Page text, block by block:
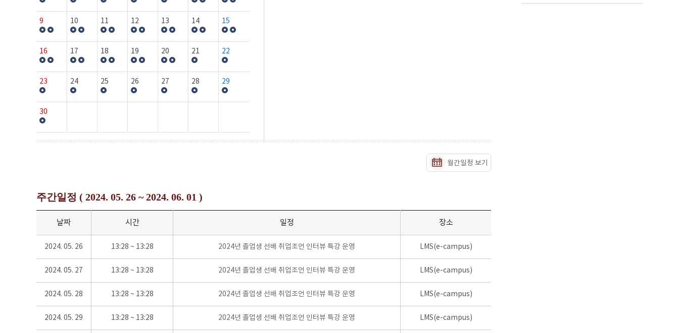
9 10 11 12 13 14 15
16 17 18 19 20 21 22
23 24 25 26 27 28 29
30
월간일정 보기
주간일정 ( 2024. 05. 26 ~ 2024. 06. 01 )
날짜 시간 일정 장소
2024. 05. 26 13:28 ~ 13:28 2024년 졸업생 선배 취업조언 인터뷰 특강 운영 LMS(e-campus)
2024. 05. 27 13:28 ~ 13:28 2024년 졸업생 선배 취업조언 인터뷰 특강 운영 LMS(e-campus)
2024. 05. 28 13:28 ~ 13:28 2024년 졸업생 선배 취업조언 인터뷰 특강 운영 LMS(e-campus)
2024. 05. 29 13:28 ~ 13:28 2024년 졸업생 선배 취업조언 인터뷰 특강 운영 LMS(e-campus)